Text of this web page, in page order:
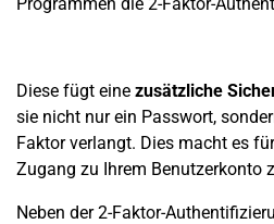
Diese fügt eine zusätzliche
sie nicht nur ein Passwort,
Faktor verlangt. Dies macht es
Zugang zu Ihrem Benutzerkonto
Neben der 2-Faktor-